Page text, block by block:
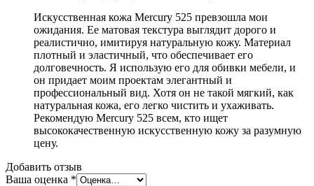
Искусственная кожа Mercury 525 превзошла мои
ожидания. Ее матовая текстура выглядит дорого и
реалистично, имитируя натуральную кожу. Материал
плотный и эластичный, что обеспечивает его
долговечность. Я использую его для обивки мебели, и
он придает моим проектам элегантный и
профессиональный вид. Хотя он не такой мягкий, как
натуральная кожа, его легко чистить и ухаживать.
Рекомендую Mercury 525 всем, кто ищет
высококачественную искусственную кожу за разумную
цену.
Добавить отзыв
Ваша оценка *